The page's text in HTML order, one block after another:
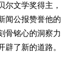
尔文学奖得主
闻公报赞誉他
骨铭心的洞察
辟了新的道路。